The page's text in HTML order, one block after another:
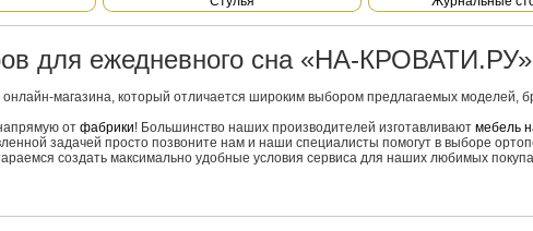
для ежедневного сна «НА-КРОВАТИ.РУ»
магазина, который отличается широким выбором предлагаемых моделей,
от фабрики! Большинство наших производителей изготавливают мебель
задачей просто позвоните нам и наши специалисты помогут в выборе
создать максимально удобные условия сервиса для наших любимых